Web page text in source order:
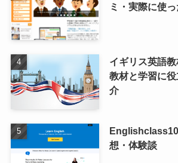
ミ・実際に使
イギリス英語
教材と学習に
介
想・体験談